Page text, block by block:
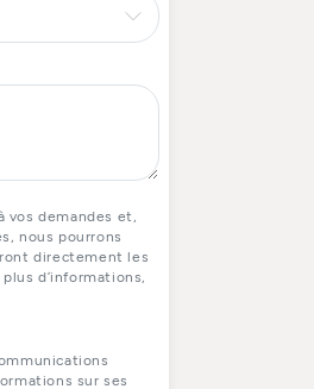
vos demandes et,
nous pourrons
directement les
d’informations,
sur ses